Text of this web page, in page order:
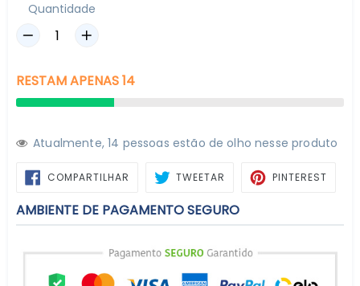
Quantidade
RESTAMAPENAS14
Atualmente,14 pessoas estão de olho nesse produto
COMPARTILHAR COMPARTILHAR
TWEETAR TWEETARPINTERESTPIN
AMBIENTE DE PAGAMENTO SEGURO